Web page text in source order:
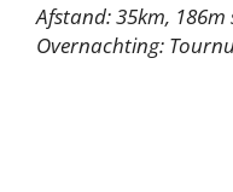
Afstand: 35km,
Overnachting: